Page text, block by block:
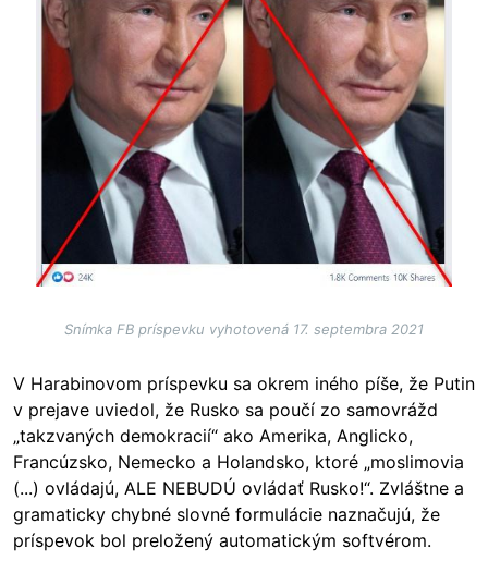
Snímka FB príspevku vyhotovená 17. septembra 2021
V Harabinovom príspevku sa okrem iného píše, že Putin
v prejave uviedol, že Rusko sa poučí zo samovrážd
„takzvaných demokracií“ ako Amerika, Anglicko,
Francúzsko, Nemecko a Holandsko, ktoré „moslimovia
(...) ovládajú, ALE NEBUDÚ ovládať Rusko!“. Zvláštne a
gramaticky chybné slovné formulácie naznačujú, že
príspevok bol preložený automatickým softvérom.